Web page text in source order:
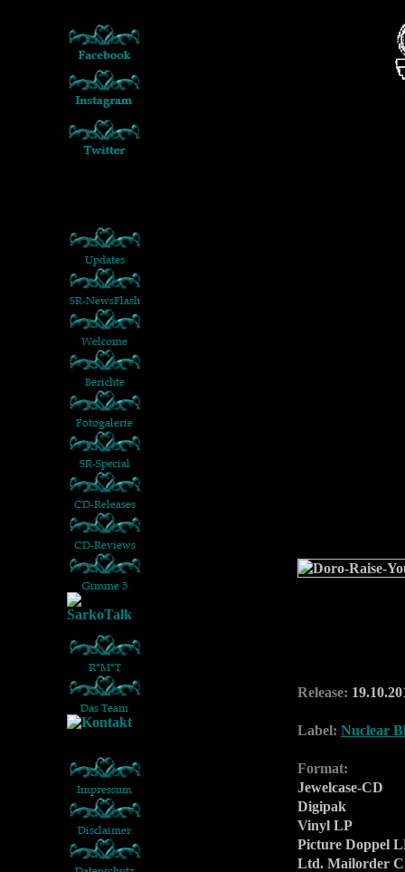
Release:
Label: Nuclear
Format:
Jewelcase-CD
Digipak
Vinyl LP
Picture Doppel
Ltd. Mailorder